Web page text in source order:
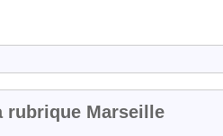
rubrique Marseille